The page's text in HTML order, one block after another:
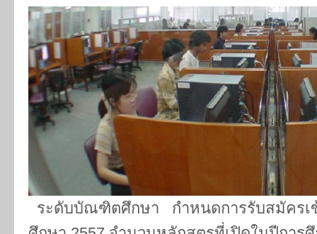
ระดับบัณฑิตศึกษา กำหนดการรับสมัครเ